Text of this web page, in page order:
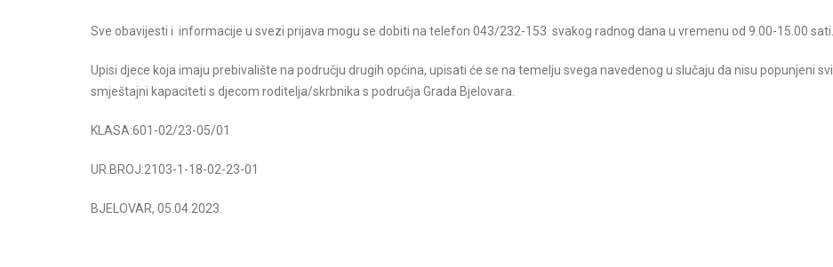
Sve obavijesti i informacije u svezi prijava mogu se dobiti na telefon 043/232-153 svakog radnog dana u vremenu od 9.00-15.00 sati.
Upisi djece koja imaju prebivalište na području drugih općina, upisati će se na temelju svega navedenog u slučaju da nisu popunjeni svi
smještajni kapaciteti s djecom roditelja/skrbnika s područja Grada Bjelovara.
KLASA:601-02/23-05/01
UR.BROJ:2103-1-18-02-23-01
BJELOVAR, 05.04.2023.